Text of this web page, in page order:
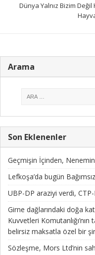
Dünya Yalnız Bizim Değil
Arama
Son Eklenenler
Geçmişin İçinden,
Lefkoşa’da bugün
UBP-DP araziyi verdi,
Girne dağlarındaki doğa
Kuvvetleri
belirsiz maksatla özel bir
Sözleşme, Mors Ltd’nin